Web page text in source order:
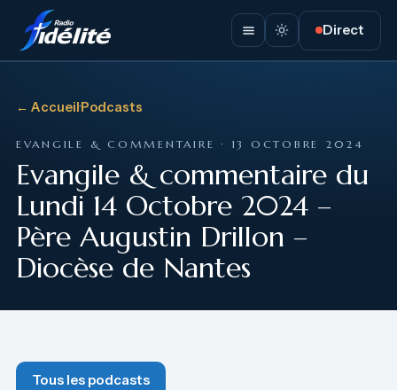
Direct
← Accueil·Podcasts
EVANGILE & COMMENTAIRE · 13 OCTOBRE 2024
Evangile & commentaire du
Lundi 14 Octobre 2024 –
Père Augustin Drillon –
Diocèse de Nantes
Tous les podcasts